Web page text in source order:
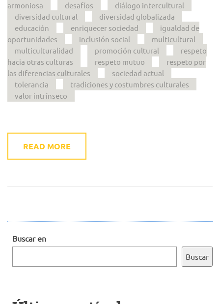
armoniosa
desafíos
diálogo intercultural
diversidad cultural
diversidad globalizada
educación
enriquecer sociedad
igualdad de
oportunidades
inclusión social
multicultural
multiculturalidad
promoción cultural
respeto
hacia otras culturas
respeto mutuo
respeto por
las diferencias culturales
sociedad actual
tolerancia
tradiciones y costumbres culturales
valor intrínseco
READ MORE
Buscar en
Buscar